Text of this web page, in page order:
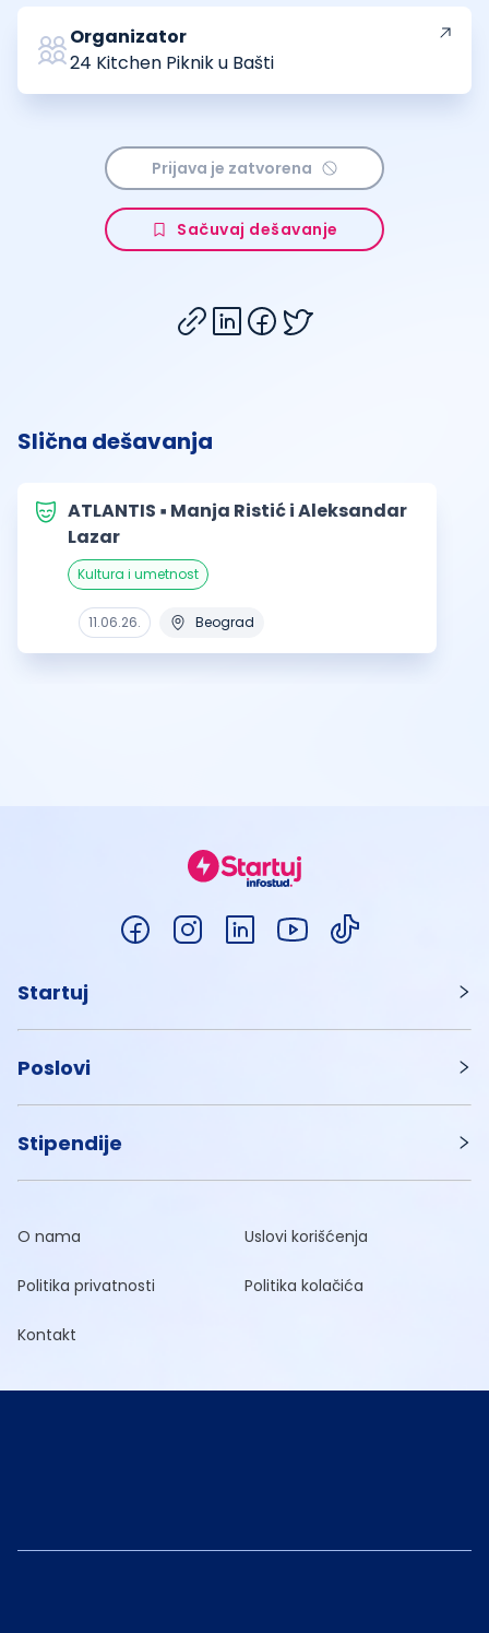
Organizator
24 Kitchen Piknik u Bašti
Prijava je zatvorena
Sačuvaj dešavanje
Slična dešavanja
ATLANTIS ▪︎ Manja Ristić i Aleksandar
Lazar
kultura i umetnost
11.06.26. Beograd
Startuj
Poslovi
Stipendije
O nama Uslovi korišćenja
Politika privatnosti Politika kolačića
Kontakt